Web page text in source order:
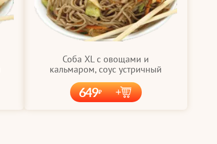
Соба XL с овощами и
кальмаром, соус устричный
649